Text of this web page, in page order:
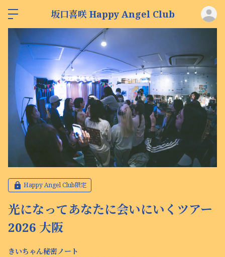
坂口喜咲 Happy Angel Club
Happy Angel Club限定
光になってあなたに会いにいくツアー
2026 大阪
きいちゃん秘密ノート